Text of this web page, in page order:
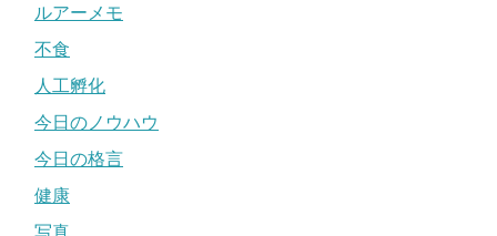
ルアーメモ
不食
人工孵化
今日のノウハウ
今日の格言
健康
写真